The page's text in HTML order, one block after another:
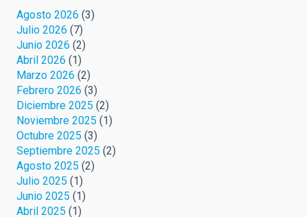
Agosto 2026 (3)
Julio 2026 (7)
Junio 2026 (2)
Abril 2026 (1)
Marzo 2026 (2)
Febrero 2026 (3)
Diciembre 2025 (2)
Noviembre 2025 (1)
Octubre 2025 (3)
Septiembre 2025 (2)
Agosto 2025 (2)
Julio 2025 (1)
Junio 2025 (1)
Abril 2025 (1)